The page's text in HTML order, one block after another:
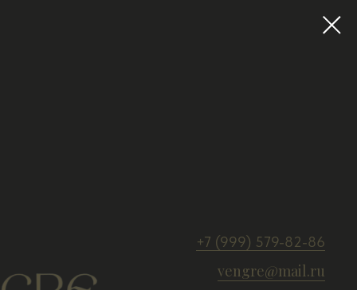
+7 (999) 579-82-86
vengre@mail.ru